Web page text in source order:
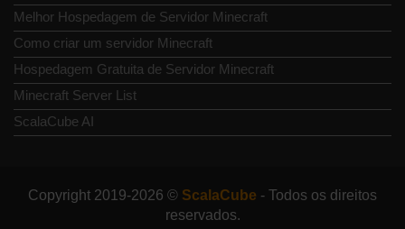
Melhor Hospedagem de Servidor Minecraft
Como criar um servidor Minecraft
Hospedagem Gratuita de Servidor Minecraft
Minecraft Server List
ScalaCube AI
Copyright 2019-2026 © ScalaCube - Todos os direitos
reservados.